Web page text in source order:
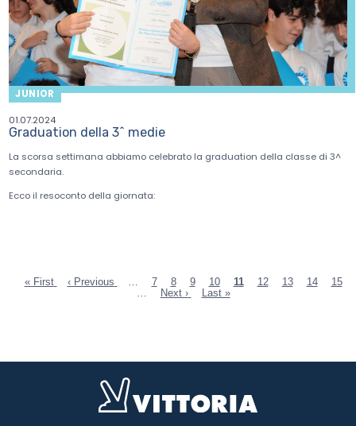
JUNIOR
01.07.2024
Graduation della 3^ medie
La scorsa settimana abbiamo celebrato la graduation della classe di 3^
secondaria.
Ecco il resoconto della giornata:
Prima
« First
Pagina
‹ Previous Page
7 Page
8 Page
9 Page
10
Pagina
11 Page
12 Page
13 Page
14 Page
15
Pagina
Next ›
Ultima
Last »